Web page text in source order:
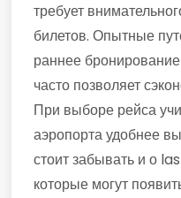
требует
билетов. Опытные
раннее
часто позволяет
При выборе рейса
аэропорта удобнее
стоит забывать и о
которые могут